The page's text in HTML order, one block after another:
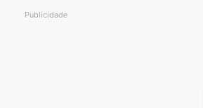
Publicidade